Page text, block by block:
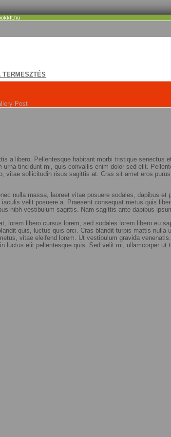
TERMESZTÉS
Post
a libero. Pellentesque habitant morbi tristique
tincidunt mi, quis convallis enim dolor sed elit.
vitae sollicitudin risus sagittis at. Cras sit amet eros
nulla massa, laoreet vitae posuere sodales, dapibus
velit posuere a. Praesent consequat metus quis
nibh vestibulum sagittis. Nam sagittis ante dapibus
lorem libero cursus lorem, sed sodales lorem libero eu
quis, luctus quis orci. Cras blandit turpis mattis
vitae eleifend lorem. Ut vestibulum gravida
luctus elit pellentesque quis. Sed velit mi, ullamcorper